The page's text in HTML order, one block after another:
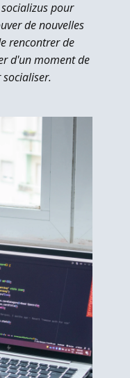
pour
de nouvelles
rencontrer de
d'un moment de